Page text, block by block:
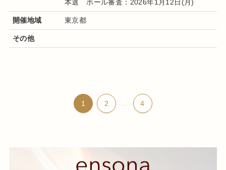
本選 ホール審査：2026年1月12日(月)
開催地域 東京都
その他
1 2 4